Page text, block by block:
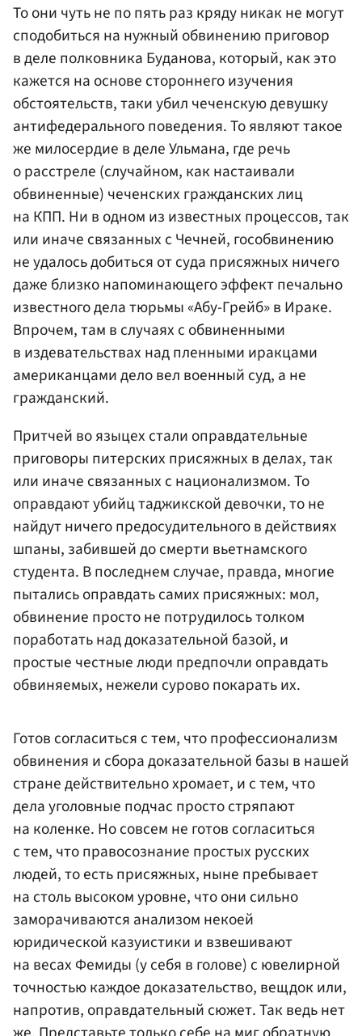
То они чуть не по пять раз кряду никак не могут
сподобиться на нужный обвинению приговор
в деле полковника Буданова, который, как это
кажется на основе стороннего изучения
обстоятельств, таки убил чеченскую девушку
антифедерального поведения. То являют такое
же милосердие в деле Ульмана, где речь
о расстреле (случайном, как настаивали
обвиненные) чеченских гражданских лиц
на КПП. Ни в одном из известных процессов, так
или иначе связанных с Чечней, гособвинению
не удалось добиться от суда присяжных ничего
даже близко напоминающего эффект печально
известного дела тюрьмы «Абу-Грейб» в Ираке.
Впрочем, там в случаях с обвиненными
в издевательствах над пленными иракцами
американцами дело вел военный суд, а не
гражданский.
Притчей во языцех стали оправдательные
приговоры питерских присяжных в делах, так
или иначе связанных с национализмом. То
оправдают убийц таджикской девочки, то не
найдут ничего предосудительного в действиях
шпаны, забившей до смерти вьетнамского
студента. В последнем случае, правда, многие
пытались оправдать самих присяжных: мол,
обвинение просто не потрудилось толком
поработать над доказательной базой, и
простые честные люди предпочли оправдать
обвиняемых, нежели сурово покарать их.
Готов согласиться с тем, что профессионализм
обвинения и сбора доказательной базы в нашей
стране действительно хромает, и с тем, что
дела уголовные подчас просто стряпают
на коленке. Но совсем не готов согласиться
с тем, что правосознание простых русских
людей, то есть присяжных, ныне пребывает
на столь высоком уровне, что они сильно
заморачиваются анализом некоей
юридической казуистики и взвешивают
на весах Фемиды (у себя в голове) с ювелирной
точностью каждое доказательство, вещдок или,
напротив, оправдательный сюжет. Так ведь нет